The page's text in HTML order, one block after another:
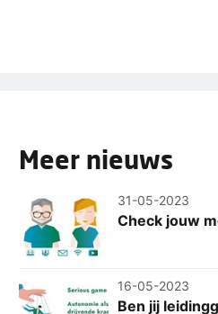
Meer nieuws
31-05-2023
Check jouw
16-05-2023
Ben jij